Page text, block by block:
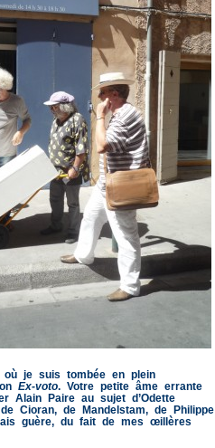
je suis tombée en plein
Ex-voto. Votre petite âme errante
Alain Paire au sujet d’Odette
Cioran, de Mandelstam, de Philippe
guère, du fait de mes œillères